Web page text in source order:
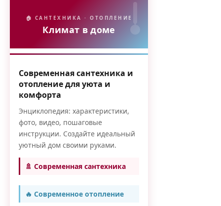
🏠 САНТЕХНИКА · ОТОПЛЕНИЕ
Климат в доме
Современная сантехника и
отопление для уюта и
комфорта
Энциклопедия: характеристики,
фото, видео, пошаговые
инструкции. Создайте идеальный
уютный дом своими руками.
🚿 Современная сантехника
🔥 Современное отопление